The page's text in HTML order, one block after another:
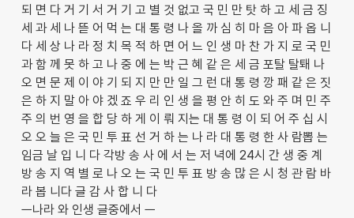
되 면 다 거 기 서 거 기 고 별 것 없고 국 민 만 탓 하 고 세 금 징
세 과 세 나 뜯 어 먹 는 대 통 령 나 올 까 심 히 마 음 아 파 옵 니
다 세 상 나 라 정 치 목 적 하 면 어 느 인 생 마 찬 가 지 로 국 민
과 함 께 못 하 고 나 중 에 는 박 근 혜 같 은 세 금 포탈 탈퇘 나
오 면 문 제 이 야 기 되 지 만 만 일 그 런 대 통 령 깡 패 같 은 짓
은 하 지 말 아 야 겠 죠 우 리 인 생 을 평 안 히 도 와 주 며 민 주
주 의 번 영 을 합 당 하 게 이 뤄 지는 대 통 령 이 되 어 주 십 시
오 오 늘 은 국 민 투 표 선 거 하 는 나 라 대 통 령 한 사 람뽑 는
임금 날 입 니 다 각방 송 사 에 서 는 저 녁에 24시 간 생 중 계
방 송 지 역 별 로 나 오 는 국 민 투 표 방 송 많 은 시 청 관 람 바
라 봅 니다 글 감 사 합 니 다
ㅡ나라 와 인생 글중에서 ㅡ